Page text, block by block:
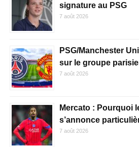
signature au PSG
7 août 2026
PSG/Manchester
sur le groupe
7 août 2026
Mercato : Pourquoi
s’annonce
7 août 2026